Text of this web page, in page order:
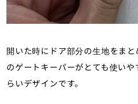
開いた時にドア部分の生地をま
のゲートキーパーがとても使い
らいデザインです。